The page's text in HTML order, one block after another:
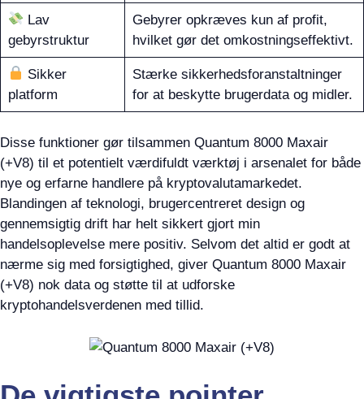
Lav
gebyrstruktur
Gebyrer opkræves kun af profit,
hvilket gør det omkostningseffektivt.
Sikker
platform
Stærke sikkerhedsforanstaltninger
for at beskytte brugerdata og midler.
Disse funktioner gør tilsammen Quantum 8000 Maxair
(+V8) til et potentielt værdifuldt værktøj i arsenalet for både
nye og erfarne handlere på kryptovalutamarkedet.
Blandingen af teknologi, brugercentreret design og
gennemsigtig drift har helt sikkert gjort min
handelsoplevelse mere positiv. Selvom det altid er godt at
nærme sig med forsigtighed, giver Quantum 8000 Maxair
(+V8) nok data og støtte til at udforske
kryptohandelsverdenen med tillid.